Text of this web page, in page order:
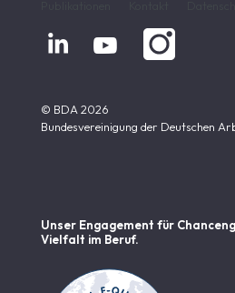
 
© BDA 2026
Bundesvereinigung der Deutschen
Unser Engagement für
Vielfalt im Beruf.